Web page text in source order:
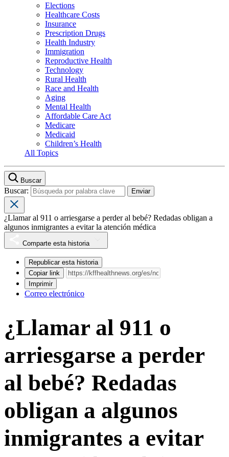
Elections
Healthcare Costs
Insurance
Prescription Drugs
Health Industry
Immigration
Reproductive Health
Technology
Rural Health
Race and Health
Aging
Mental Health
Affordable Care Act
Medicare
Medicaid
Children’s Health
All Topics
Buscar
Buscar:
¿Llamar al 911 o arriesgarse a perder al bebé? Redadas obligan a
algunos inmigrantes a evitar la atención médica
Comparte esta historia
Republicar esta historia
Copiar link
Imprimir
Correo electrónico
¿Llamar al 911 o
arriesgarse a perder
al bebé? Redadas
obligan a algunos
inmigrantes a evitar